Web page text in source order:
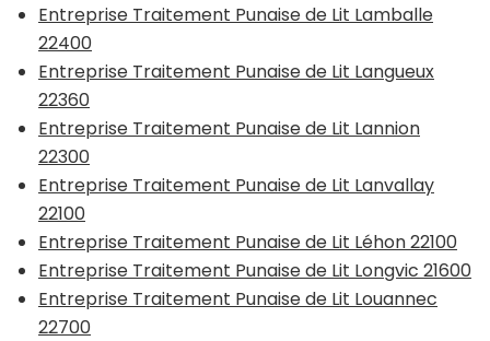
Entreprise Traitement Punaise de Lit Lamballe
22400
Entreprise Traitement Punaise de Lit Langueux
22360
Entreprise Traitement Punaise de Lit Lannion
22300
Entreprise Traitement Punaise de Lit Lanvallay
22100
Entreprise Traitement Punaise de Lit Léhon 22100
Entreprise Traitement Punaise de Lit Longvic 21600
Entreprise Traitement Punaise de Lit Louannec
22700